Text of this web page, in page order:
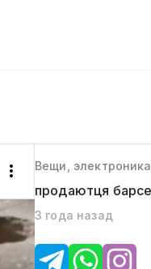
Вещи,
продаютця
3 года назад